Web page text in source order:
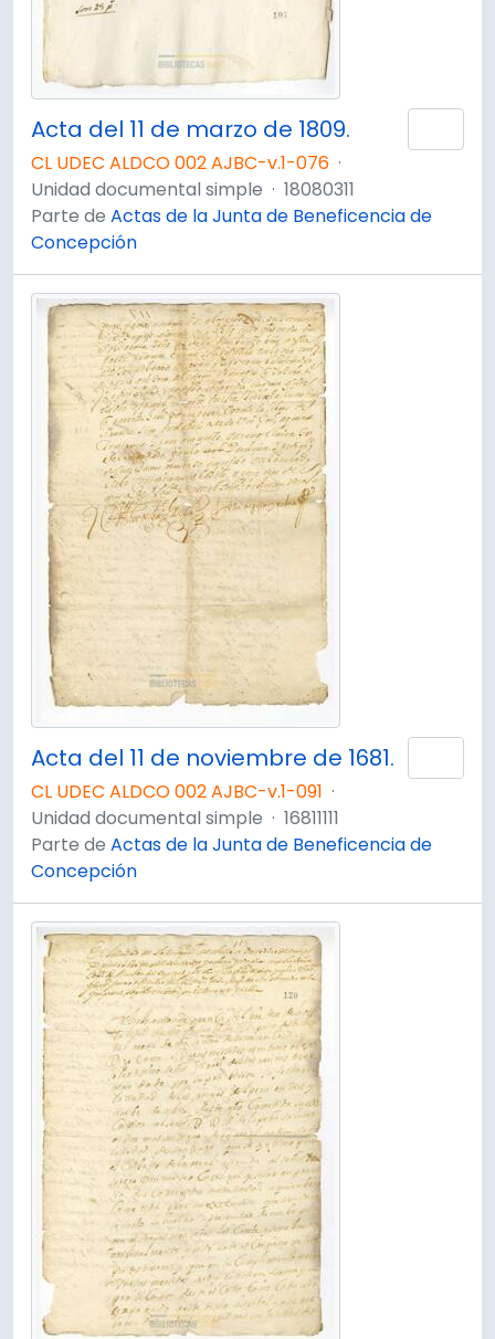
Acta del 11 de marzo de 1809.
CL UDEC ALDCO 002 AJBC-v.1-076 ·
Unidad documental simple · 18080311
Parte de Actas de la Junta de Beneficencia de
Concepción
Acta del 11 de noviembre de 1681.
CL UDEC ALDCO 002 AJBC-v.1-091 ·
Unidad documental simple · 16811111
Parte de Actas de la Junta de Beneficencia de
Concepción